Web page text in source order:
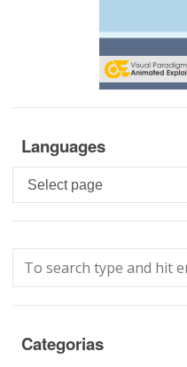
Languages
Languages
Categorias